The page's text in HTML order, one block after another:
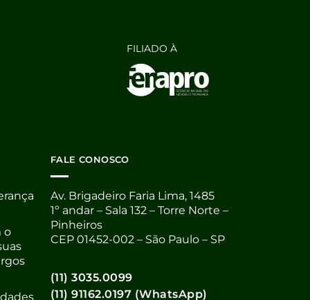
FILIADO À
o
FALE CONOSCO
Av. Brigadeiro Faria Lima, 1485
1º andar – Sala 132 – Torre Norte –
Pinheiros
CEP 01452-002 – São Paulo – SP
(11) 3035.0099
(11) 91162.0197 (WhatsApp)